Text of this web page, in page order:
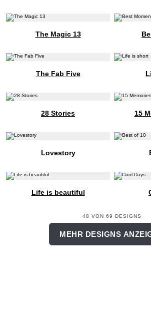
The Magic 13
The Fab Five
28 Stories 15
Lovestory
Life is beautiful
48 VON 69 DESIGNS
MEHR DESIGNS